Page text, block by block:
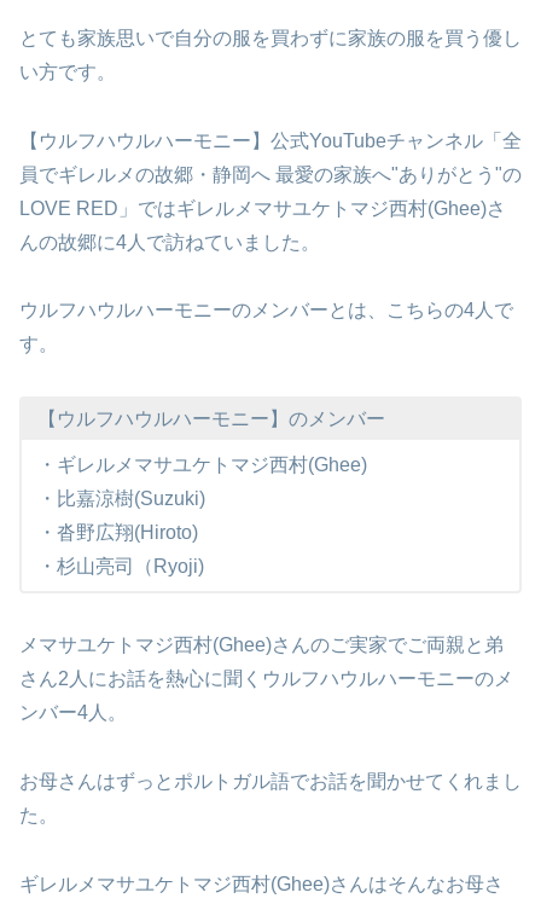
とても家族思いで自分の服を買わずに家族の服を買う優し
い方です。
【ウルフハウルハーモニー】公式YouTubeチャンネル「全
員でギレルメの故郷・静岡へ 最愛の家族へ"ありがとう"の
LOVE RED」ではギレルメマサユケトマジ西村(Ghee)さ
んの故郷に4人で訪ねていました。
ウルフハウルハーモニーのメンバーとは、こちらの4人で
す。
【ウルフハウルハーモニー】のメンバー
・ギレルメマサユケトマジ西村(Ghee)
・比嘉涼樹(Suzuki)
・沓野広翔(Hiroto)
・杉山亮司（Ryoji)
メマサユケトマジ西村(Ghee)さんのご実家でご両親と弟
さん2人にお話を熱心に聞くウルフハウルハーモニーのメ
ンバー4人。
お母さんはずっとポルトガル語でお話を聞かせてくれまし
た。
ギレルメマサユケトマジ西村(Ghee)さんはそんなお母さ